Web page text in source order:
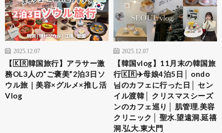
2025.12.07
【🇰🇷韓国旅行】アラサー激
務OL3人の“ご褒美”2泊3日ソ
ウル旅｜美容×グルメ×推し活
Vlog
2025.12.07
【韓国vlog】11月末の韓国旅
行🇰🇷✈️母娘4泊5日│ ondo
님のカフェに行った日│ セン
イル渡韓│ クリスマスシーズ
ンのカフェ巡り│ 肌管理.美容
クリニック│ 聖水.望遠洞.延禧
洞.弘大.東大門